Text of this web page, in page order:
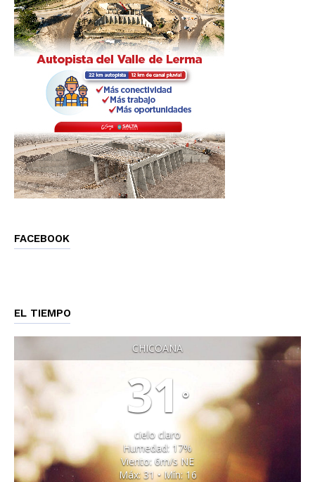
FACEBOOK
EL TIEMPO
CHICOANA
31 °
cielo claro
Humedad: 17%
Viento: 6m/s NE
Máx: 31 • Mín: 16